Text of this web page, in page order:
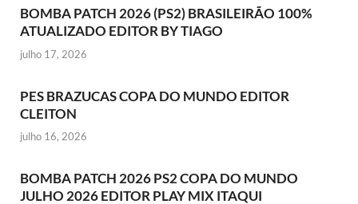
BOMBA PATCH 2026 (PS2) BRASILEIRÃO 100%
ATUALIZADO EDITOR BY TIAGO
julho 17, 2026
PES BRAZUCAS COPA DO MUNDO EDITOR
CLEITON
julho 16, 2026
BOMBA PATCH 2026 PS2 COPA DO MUNDO
JULHO 2026 EDITOR PLAY MIX ITAQUI